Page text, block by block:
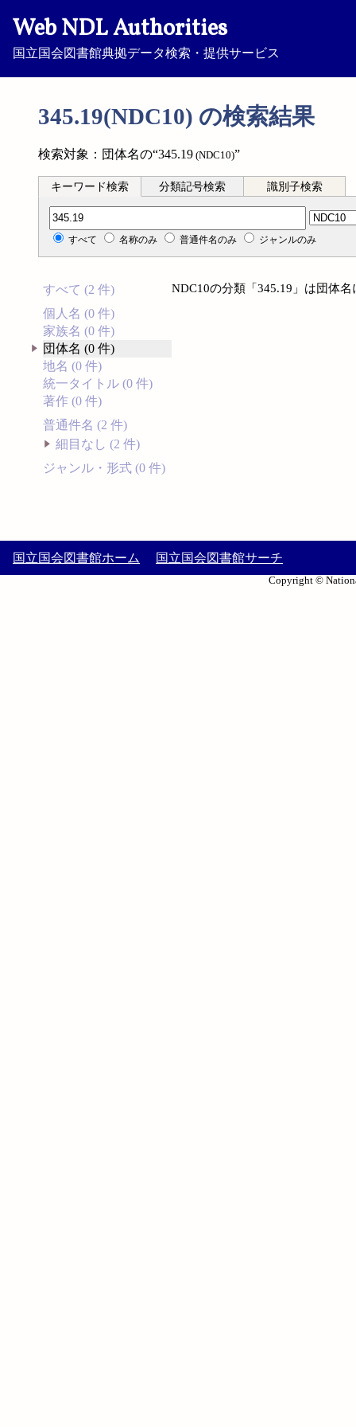
Web NDL Authorities
国立国会図書館典拠データ検索・提供サービス
345.19(NDC10) の検索結果
検索対象：団体名の“345.19 (NDC10)”
キーワード検索 分類記号検索 識別子検索
分類記号検索
すべて 名称のみ 普通件名のみ ジャンルのみ
すべて (2 件)
個人名 (0 件)
家族名 (0 件)
団体名 (0 件)
地名 (0 件)
統一タイトル (0 件)
著作 (0 件)
普通件名 (2 件)
細目なし (2 件)
ジャンル・形式 (0 件)
NDC10の分類「345.19」は団体
国立国会図書館ホーム 国立国会図書館サーチ
Copyright ©